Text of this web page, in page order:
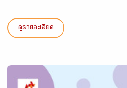
ดูรายละเอียด